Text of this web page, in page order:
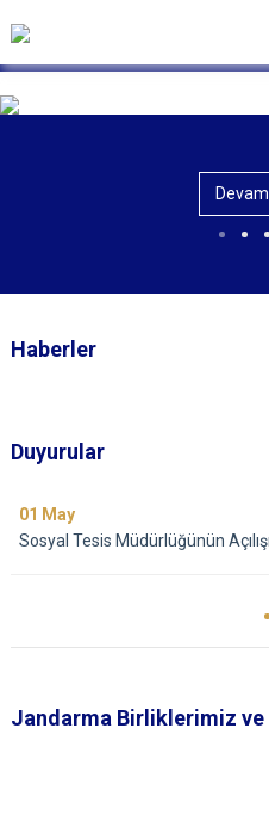
İl Jandarma
Haberler
Duyurular
01 May
Sosyal Tesis Müdürlüğünün Açılışı
Jandarma Birliklerimiz